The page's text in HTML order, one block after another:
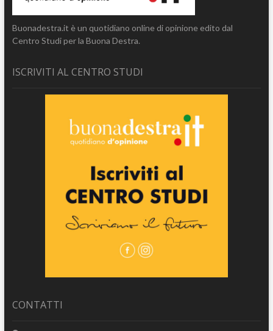
Buonadestra.it è un quotidiano online di opinione edito dal
Centro Studi per la Buona Destra.
ISCRIVITI AL CENTRO STUDI
CONTATTI